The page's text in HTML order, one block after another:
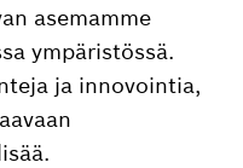
asemamme
ympäristössä.
ja innovointia,